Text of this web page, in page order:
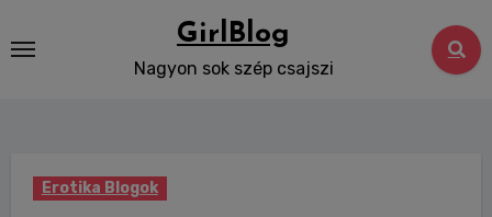
to
GirlBlog
Nagyon sok szép csajszi
Erotika Blogok